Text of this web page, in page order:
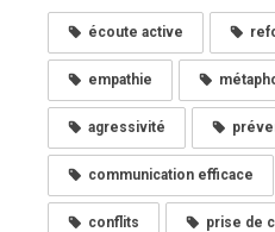
écoute active
empathie
agressivité
communication efficace
conflits prise de